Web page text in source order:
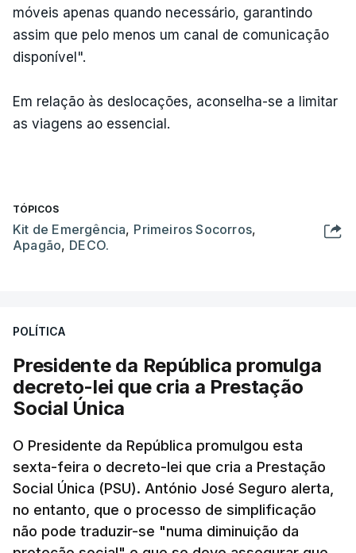
móveis apenas quando necessário, garantindo
assim que pelo menos um canal de comunicação
disponível".
Em relação às deslocações, aconselha-se a limitar
as viagens ao essencial.
TÓPICOS
Kit de Emergência, Primeiros Socorros,
Apagão, DECO.
POLÍTICA
Presidente da República promulga
decreto-lei que cria a Prestação
Social Única
O Presidente da República promulgou esta
sexta-feira o decreto-lei que cria a Prestação
Social Única (PSU). António José Seguro alerta,
no entanto, que o processo de simplificação
não pode traduzir-se "numa diminuição da